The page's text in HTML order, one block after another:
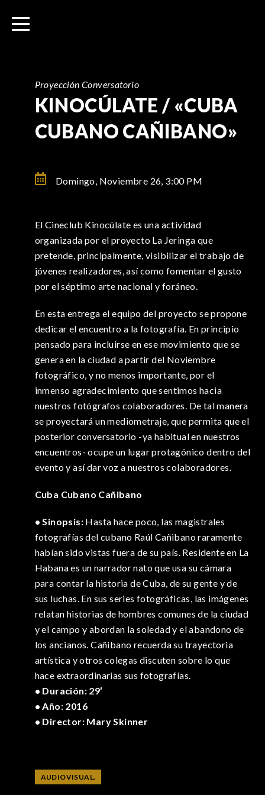
Proyección Conversatorio
KINOCÚLATE / «CUBA
CUBANO CAÑIBANO»
Domingo, Noviembre 26, 3:00 PM
El Cineclub Kinocúlate es una actividad
organizada por el proyecto La Jeringa que
pretende, principalmente, visibilizar el trabajo de
jóvenes realizadores, así como fomentar el gusto
por el séptimo arte nacional y foráneo.
En esta entrega el equipo del proyecto se propone
dedicar el encuentro a la fotografía. En principio
pensado para incluirse en ese movimiento que se
genera en la ciudad a partir del Noviembre
fotográfico, y no menos importante, por el
inmenso agradecimiento que sentimos hacia
nuestros fotógrafos colaboradores. De tal manera
se proyectará un mediometraje, que permita que el
posterior conversatorio -ya habitual en nuestros
encuentros- ocupe un lugar protagónico dentro del
evento y así dar voz a nuestros colaboradores.
Cuba Cubano Cañibano
• Sinopsis: Hasta hace poco, las magistrales
fotografías del cubano Raúl Cañibano raramente
habían sido vistas fuera de su país. Residente en La
Habana es un narrador nato que usa su cámara
para contar la historia de Cuba, de su gente y de
sus luchas. En sus series fotográficas, las imágenes
relatan historias de hombres comunes de la ciudad
y el campo y abordan la soledad y el abandono de
los ancianos. Cañibano recuerda su trayectoria
artística y otros colegas discuten sobre lo que
hace extraordinarias sus fotografías.
• Duración: 29′
• Año: 2016
• Director: Mary Skinner
AUDIOVISUAL.